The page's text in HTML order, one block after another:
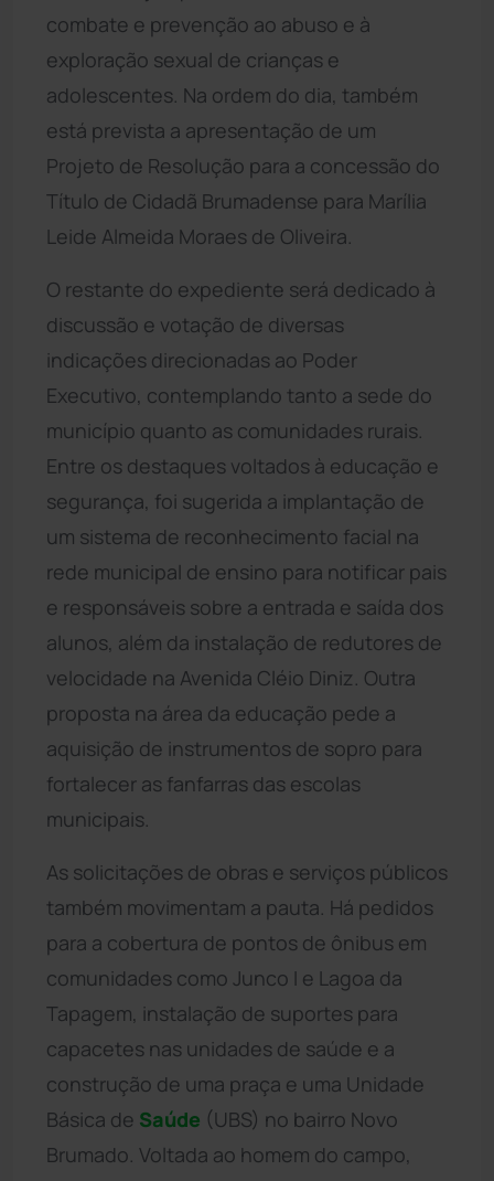
combate e prevenção ao abuso e à
exploração sexual de crianças e
adolescentes. Na ordem do dia, também
está prevista a apresentação de um
Projeto de Resolução para a concessão do
Título de Cidadã Brumadense para Marília
Leide Almeida Moraes de Oliveira.
O restante do expediente será dedicado à
discussão e votação de diversas
indicações direcionadas ao Poder
Executivo, contemplando tanto a sede do
município quanto as comunidades rurais.
Entre os destaques voltados à educação e
segurança, foi sugerida a implantação de
um sistema de reconhecimento facial na
rede municipal de ensino para notificar pais
e responsáveis sobre a entrada e saída dos
alunos, além da instalação de redutores de
velocidade na Avenida Cléio Diniz. Outra
proposta na área da educação pede a
aquisição de instrumentos de sopro para
fortalecer as fanfarras das escolas
municipais.
As solicitações de obras e serviços públicos
também movimentam a pauta. Há pedidos
para a cobertura de pontos de ônibus em
comunidades como Junco I e Lagoa da
Tapagem, instalação de suportes para
capacetes nas unidades de saúde e a
construção de uma praça e uma Unidade
Básica de Saúde (UBS) no bairro Novo
Brumado. Voltada ao homem do campo,